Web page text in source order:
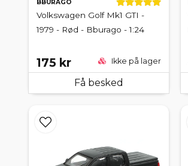
BBURAGO
Volkswagen Golf Mk1 GTI -
1979 - Rød - Bburago - 1:24
175 kr Ikke på lager
Få besked